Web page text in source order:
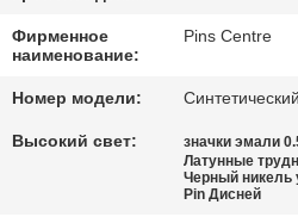
СВЯЖИТЕСЬ
МЫ
НОВОСТИ
Фирменное
наименование:
Pins Centre
Номер модели:
Высокий свет: значки эмали
Латунные
Черный никель
Pin Дисней